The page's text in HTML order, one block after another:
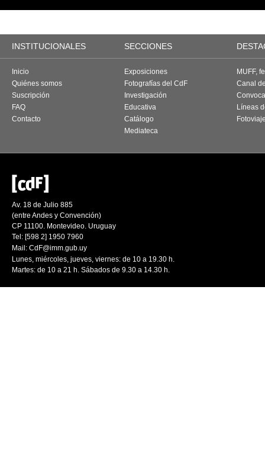
INSTITUCIONALES SECCIONES
Inicio
Quiénes somos
Suscripción
FAQ
Contacto
Exposiciones
Fotografías del CdF
Investigación
Educativa
Catálogo
Mediateca
MUFF,
Canal
Líneas
Av. 18 de Julio 885
(entre Andes y Convención)
CP 11100. Montevideo. Uruguay
Tel: [598 2] 1950 7960
Mail: CdF@imm.gub.uy
Lunes, miércoles, jueves, viernes: de 10 a 19.30 h.
Martes: de 10 a 21 h. Sábados de 9.30 a 14.30 h.